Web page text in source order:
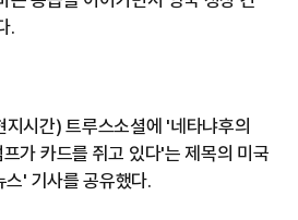
.
시간) 트루스소셜에 '네타냐후의
가 카드를 쥐고 있다'는 제목의 미국
' 기사를 공유했다.